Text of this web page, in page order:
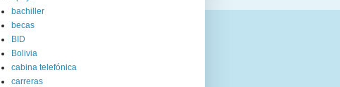
bachiller
becas
BID
Bolivia
cabina telefónica
carreras